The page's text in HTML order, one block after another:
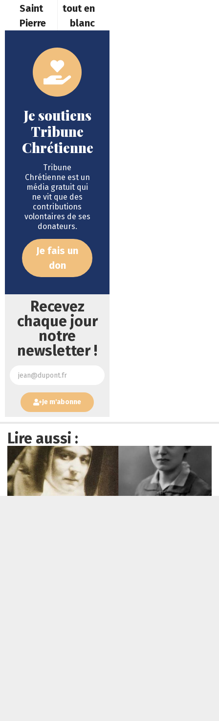
Saint
Pierre
tout en
blanc
Je soutiens
Tribune
Chrétienne
Tribune
Chrétienne est un
média gratuit qui
ne vit que des
contributions
volontaires de ses
donateurs.
Je fais un
don
Recevez
chaque jour
notre
newsletter !
Je m'abonne
Lire aussi :